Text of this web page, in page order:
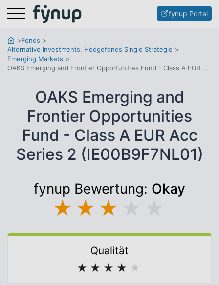
Menu fynup Portal
Fonds
Alternative Investments, Hedgefonds Single Strategie
Emerging Markets
OAKS Emerging and Frontier Opportunities Fund - Class A EUR Acc Series 2
OAKS Emerging and
Frontier Opportunities
Fund - Class A EUR Acc
Series 2 (IE00B9F7NL01)
fynup Bewertung: Okay
★ ★ ★
Qualität
★ ★ ★ ★ ★